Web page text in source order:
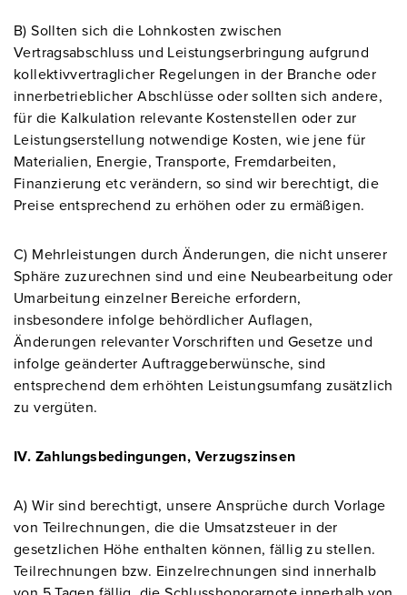
B) Sollten sich die Lohnkosten zwischen
Vertragsabschluss und Leistungserbringung aufgrund
kollektivvertraglicher Regelungen in der Branche oder
innerbetrieblicher Abschlüsse oder sollten sich andere,
für die Kalkulation relevante Kostenstellen oder zur
Leistungserstellung notwendige Kosten, wie jene für
Materialien, Energie, Transporte, Fremdarbeiten,
Finanzierung etc verändern, so sind wir berechtigt, die
Preise entsprechend zu erhöhen oder zu ermäßigen.
C) Mehrleistungen durch Änderungen, die nicht unserer
Sphäre zuzurechnen sind und eine Neubearbeitung oder
Umarbeitung einzelner Bereiche erfordern,
insbesondere infolge behördlicher Auflagen,
Änderungen relevanter Vorschriften und Gesetze und
infolge geänderter Auftraggeberwünsche, sind
entsprechend dem erhöhten Leistungsumfang zusätzlich
zu vergüten.
IV. Zahlungsbedingungen, Verzugszinsen
A) Wir sind berechtigt, unsere Ansprüche durch Vorlage
von Teilrechnungen, die die Umsatzsteuer in der
gesetzlichen Höhe enthalten können, fällig zu stellen.
Teilrechnungen bzw. Einzelrechnungen sind innerhalb